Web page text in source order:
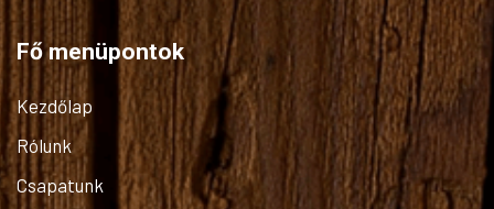
Fő menüpontok
Kezdőlap
Rólunk
Csapatunk